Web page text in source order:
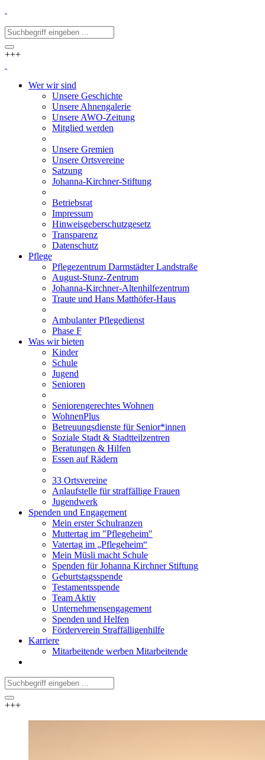
+++
Wer wir sind
Unsere Geschichte
Unsere Ahnengalerie
Unsere AWO-Zeitung
Mitglied werden
Unsere Gremien
Unsere Ortsvereine
Satzung
Johanna-Kirchner-Stiftung
Betriebsrat
Impressum
Hinweisgeberschutzgesetz
Transparenz
Datenschutz
Pflege
Pflegezentrum Darmstädter Landstraße
August-Stunz-Zentrum
Johanna-Kirchner-Altenhilfezentrum
Traute und Hans Matthöfer-Haus
Ambulanter Pflegedienst
Phase F
Was wir bieten
Kinder
Schule
Jugend
Senioren
Seniorengerechtes Wohnen
WohnenPlus
Betreuungsdienste für Senior*innen
Soziale Stadt & Stadtteilzentren
Beratungen & Hilfen
Essen auf Rädern
33 Ortsvereine
Anlaufstelle für straffällige Frauen
Jugendwerk
Spenden und Engagement
Mein erster Schulranzen
Muttertag im "Pflegeheim"
Vatertag im „Pflegeheim“
Mein Müsli macht Schule
Spenden für Johanna Kirchner Stiftung
Geburtstagsspende
Testamentsspende
Team Aktiv
Unternehmensengagement
Spenden und Helfen
Förderverein Straffälligenhilfe
Karriere
Mitarbeitende werben Mitarbeitende
+++